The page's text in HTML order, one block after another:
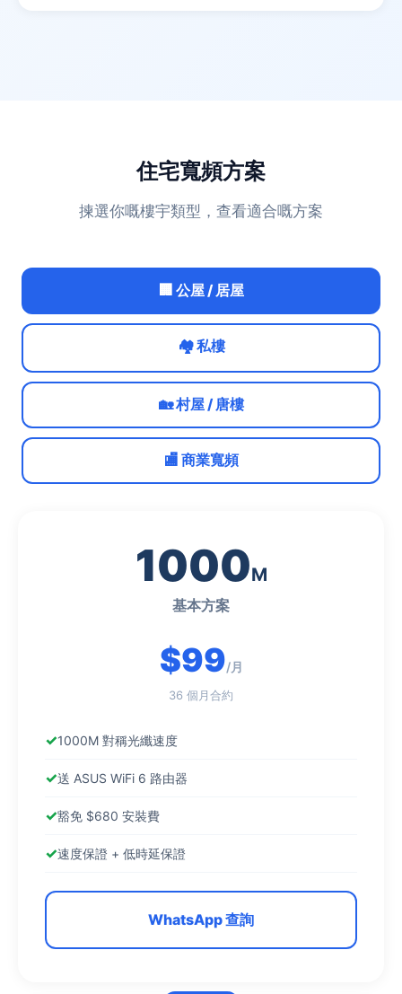
住宅寬頻方案
揀選你嘅樓宇類型，查看適合嘅方案
🏢 公屋 / 居屋
🏘️ 私樓
🏡 村屋 / 唐樓
🏬 商業寬頻
1000M
基本方案
$99/月
36 個月合約
1000M 對稱光纖速度
送 ASUS WiFi 6 路由器
豁免 $680 安裝費
速度保證 + 低時延保證
WhatsApp 查詢